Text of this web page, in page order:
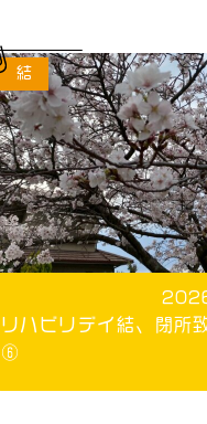
リハビリデイ結、閉所
⑥
結